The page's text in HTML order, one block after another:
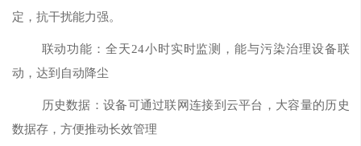
定，抗干扰能力强。
联动功能：全天24小时实时监测，能与污染治理设备联
动，达到自动降尘
历史数据：设备可通过联网连接到云平台，大容量的历史
数据存，方便推动长效管理